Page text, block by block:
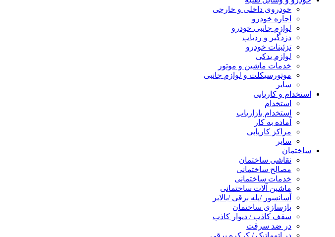
خودروی داخلی و خارجی
اجاره خودرو
لوازم جانبی خودرو
دزدگیر و ردیاب
تزئینات خودرو
لوازم یدکی
خدمات ماشین و موتور
موتورسیکلت و لوازم جانبی
سایر
استخدام و کاریابی
استخدام
استخدام بازاریاب
آماده به کار
مراکز کاریابی
سایر
ساختمان
نقاشی ساختمان
مصالح ساختمانی
خدمات ساختمانی
ماشین آلات ساختمانی
آسانسور /پله برقی /بالابر
بازسازی ساختمان
سقف کاذب / دیوار کاذب
در ضد سرقت